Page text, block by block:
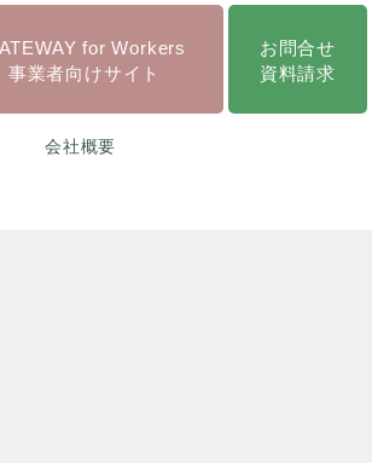
for Workers
事業者向けサイト
お問合せ
資料請求
会社概要